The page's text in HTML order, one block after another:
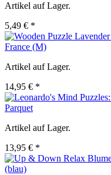
Artikel auf Lager.
5,49 € *
France (M)
Artikel auf Lager.
14,95 € *
Parquet
Artikel auf Lager.
13,95 € *
(blau)